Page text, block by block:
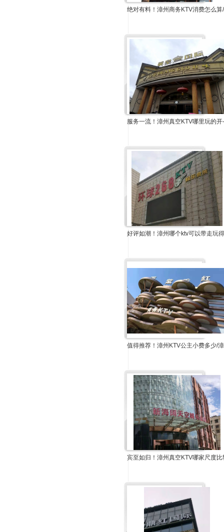
绝对有料！漳州商务KTV消费怎么算
服务一流！漳州真空KTV哪里玩的开
好评如潮！漳州哪个ktv可以带走玩
值得推荐！漳州KTV公主小费多少/
宾至如归！漳州真空KTV哪家尺度比